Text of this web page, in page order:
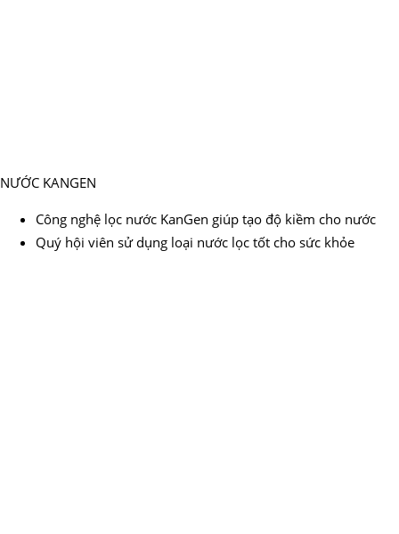
NƯỚC KANGEN
Công nghệ lọc nước KanGen giúp tạo độ kiềm cho nước
Quý hội viên sử dụng loại nước lọc tốt cho sức khỏe